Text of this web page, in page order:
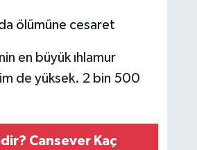
en büyük ıhlamur
de yüksek. 2 bin 500
Cansever Kaç